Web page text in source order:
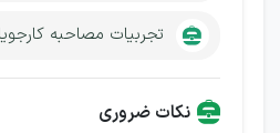
تجربیات مصاحبه
نکات ضروری